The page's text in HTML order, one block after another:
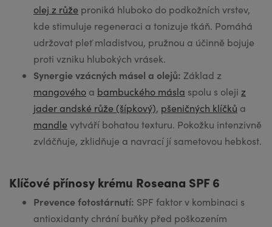
olej z růže proniká hluboko do podkožních vrstev,
kde stimuluje regeneraci a tonizuje tkáň. Pomáhá
udržovat pleť mladistvou, pružnou a účinně bojuje
proti vzniku hlubokých vrásek.
Synergie vzácných másel a olejů: Základ z
mangového a bambuckého másla spolu s oleji z
jader andské růže (šípkový), pšeničných klíčků a
mandle vytváří bohatou texturu. Pokožku intenzivně
zvláčňuje, zklidňuje a navrací jí sametovou hebkost.
Klíčové přínosy krému Roseana SPF 6
Prevence fotostárnutí: SPF faktor v kombinaci s
antioxidanty chrání buňky před poškozením